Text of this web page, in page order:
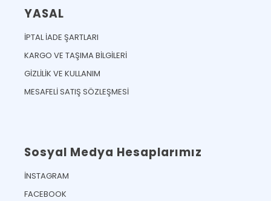
YASAL
İPTAL İADE ŞARTLARI
KARGO VE TAŞIMA BİLGİLERİ
GİZLİLİK VE KULLANIM
MESAFELİ SATIŞ SÖZLEŞMESİ
Sosyal Medya Hesaplarımız
İNSTAGRAM
FACEBOOK